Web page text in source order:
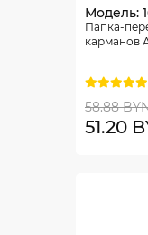
Модель:
Папка-
карманов
58.88
51.20